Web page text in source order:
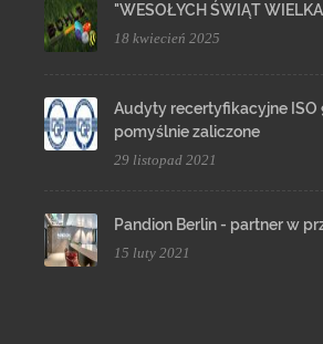
"WESOŁYCH ŚWIĄT
18 kwiecień 2025
Audyty recertyfikacyjne ISO
pomyślnie zaliczone
29 listopad 2021
Pandion Berlin - partner w
15 luty 2021